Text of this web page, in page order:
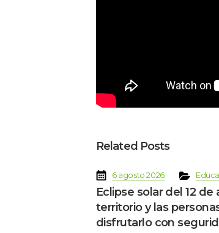
Related Post
6 agosto 2026
Eclipse solar del 12
territorio y las
disfrutarlo con